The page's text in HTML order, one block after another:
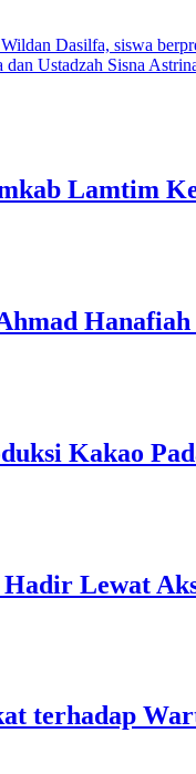
Lamtim
Kakao
Lewat
terhadap